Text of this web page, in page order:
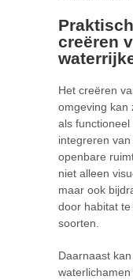
creëren
Het creëren
omgeving kan
als
integreren
openbare
niet alleen
maar ook
door habitat
soorten.
Daarnaast